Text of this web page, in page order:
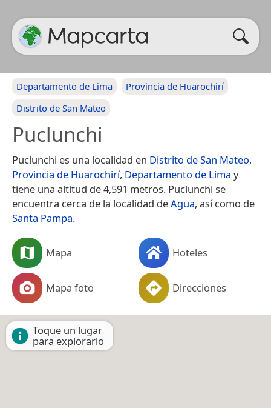
Departamento de Lima
Provincia de Huarochirí
Distrito de San Mateo
Puclunchi
Puclunchi es una localidad en Distrito de San Mateo,
Provincia de Huarochirí, Departamento de Lima y
tiene una altitud de 4,591 metros. Puclunchi se
encuentra cerca de la localidad deAgua, así como de
Santa Pampa.
Mapa Hoteles
Mapa foto Direcciones
Toque un lugar
para explorarlo